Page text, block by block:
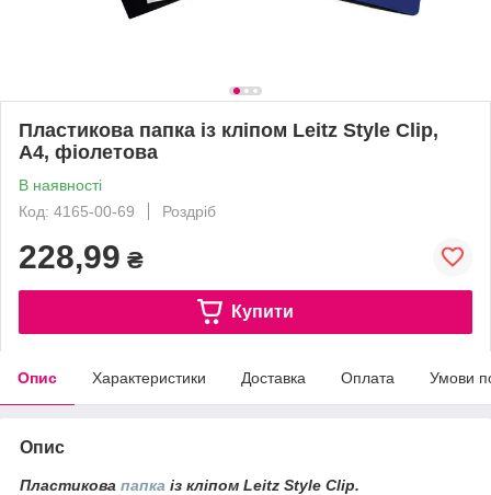
Пластикова папка із кліпом Leitz Style Clip,
А4, фіолетова
В наявності
Код: 4165-00-69
Роздріб
228,99 ₴
Купити
Опис Характеристики Доставка Оплата Умови
Опис
Пластикова папка із кліпом Leitz Style Clip.